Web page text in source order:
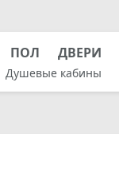
ПОЛ ДВЕРИ
Душевые кабины